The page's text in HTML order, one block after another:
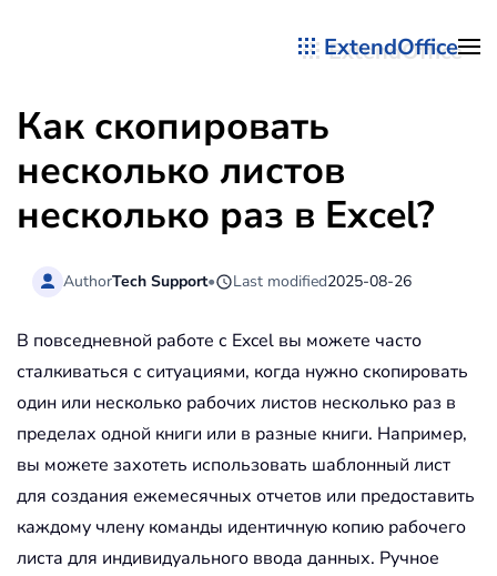
ExtendOffice
Как скопировать
несколько листов
несколько раз в Excel?
AuthorTech Support• Last modified2025-08-26
В повседневной работе с Excel вы можете часто
сталкиваться с ситуациями, когда нужно скопировать
один или несколько рабочих листов несколько раз в
пределах одной книги или в разные книги. Например,
вы можете захотеть использовать шаблонный лист
для создания ежемесячных отчетов или предоставить
каждому члену команды идентичную копию рабочего
листа для индивидуального ввода данных. Ручное